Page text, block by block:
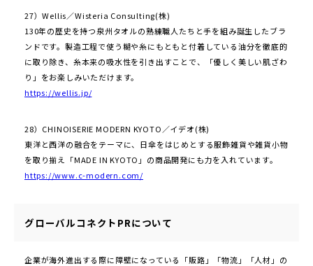
27）Wellis／Wisteria Consulting(株)
130年の歴史を持つ泉州タオルの熟練職人たちと手を組み誕生したブラ
ンドです。製造工程で使う糊や糸にもともと付着している油分を徹底的
に取り除き、糸本来の吸水性を引き出すことで、「優しく美しい肌ざわ
り」をお楽しみいただけます。
https://wellis.jp/
28）CHINOISERIE MODERN KYOTO／イデオ(株)
東洋と西洋の融合をテーマに、日傘をはじめとする服飾雑貨や雑貨小物
を取り揃え「MADE IN KYOTO」の商品開発にも力を入れています。
https://www.c-modern.com/
グローバルコネクトPRについて
企業が海外進出する際に障壁になっている「販路」「物流」「人材」の